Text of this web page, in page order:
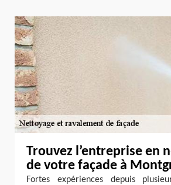
Trouvez l’entreprise en
de votre façade à
Fortes expériences depuis